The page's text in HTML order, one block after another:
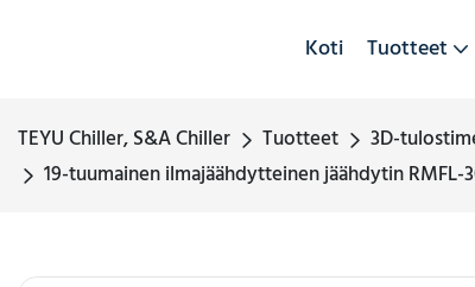
Koti Tuotteet
TEYU Chiller, S&A Chiller Tuotteet 3D-
19-tuumainen ilmajäähdytteinen jäähdytin